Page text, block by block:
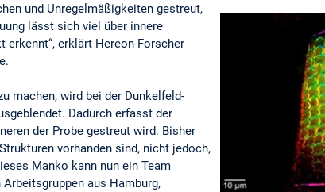
und Unregelmäßigkeiten gestreut,
lässt sich viel über innere
erkennt“, erklärt Hereon-Forscher
machen, wird bei der Dunkelfeld-
Dadurch erfasst der
der Probe gestreut wird. Bisher
vorhanden sind, nicht jedoch,
Manko kann nun ein Team
aus Hamburg,